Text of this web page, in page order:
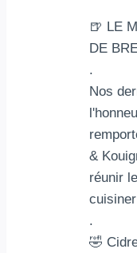
🍺 LE
DE
.
Nos
&
réunir
.
🤣